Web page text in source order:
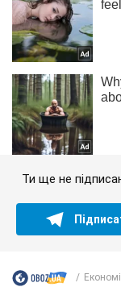
Ти ще не